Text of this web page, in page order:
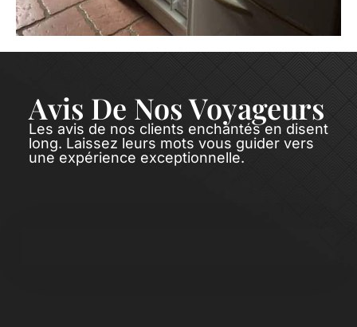
Avis De Nos Voyageurs
Les avis de nos clients enchantés en disent
long. Laissez leurs mots vous guider vers
une expérience exceptionnelle.